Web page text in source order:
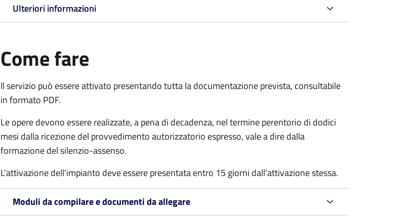
Ulteriori informazioni
Come fare
Il servizio può essere attivato presentando tutta la documentazione prevista, consultabile
in formato PDF.
Le opere devono essere realizzate, a pena di decadenza, nel termine perentorio di dodici
mesi dalla ricezione del provvedimento autorizzatorio espresso, vale a dire dalla
formazione del silenzio-assenso.
L'attivazione dell'impianto deve essere presentata entro 15 giorni dall'attivazione stessa.
Moduli da compilare e documenti da allegare